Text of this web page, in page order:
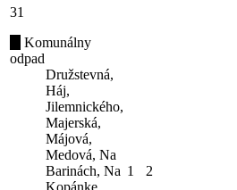
31
Komunálny
odpad
Družstevná,
Háj,
Jilemnického,
Majerská,
Májová,
Medová, Na
Barinách, Na
Kopánke,
1 2